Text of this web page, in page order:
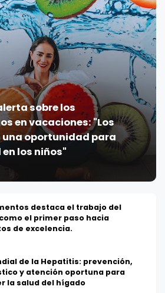
sobre los
en vacaciones: "Los
una oportunidad para
los niños"
destaca el trabajo del
el primer paso hacia
de excelencia.
de la Hepatitis: prevención,
y atención oportuna para
la salud del hígado